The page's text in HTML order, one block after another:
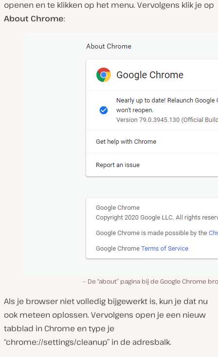
openen en te klikken op het menu. Vervolgens klik je op
About Chrome:
De “about” pagina bij de Google Chrome
Als je browser niet volledig bijgewerkt is, kun je dat nu
ook meteen oplossen. Vervolgens open je een nieuw
tabblad in Chrome en type je
“chrome://settings/cleanup” in de adresbalk.